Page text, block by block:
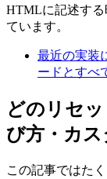
HTMLに記述す
ています。
最近の実装
ードとすべ
どのリセ
び方・カ
この記事ではた